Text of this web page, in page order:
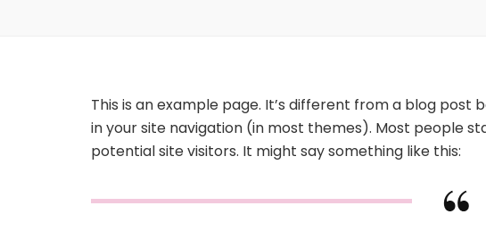
This is an example page. It’s different from a blog post
in your site navigation (in most themes). Most people
potential site visitors. It might say something like this: